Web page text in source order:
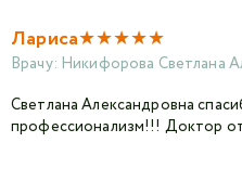
Лариса★★★★★
Врачу: Никифорова Светлана
Светлана Александровна
профессионализм!!! Доктор